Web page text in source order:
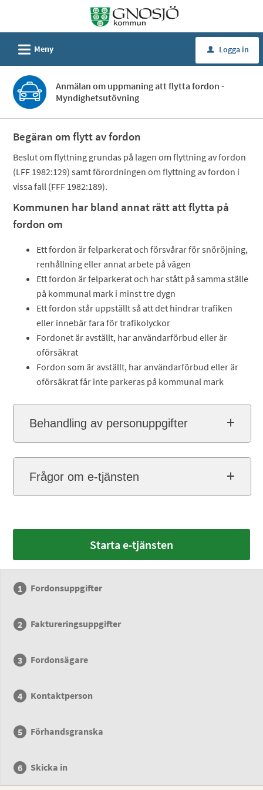
Självservice
Gnosjö
kommun
L Meny u Logga in
Anmälan om uppmaning att flytta fordon -
Myndighetsutövning
Begäran om flytt av fordon
Beslut om flyttning grundas på lagen om flyttning av fordon
(LFF 1982:129) samt förordningen om flyttning av fordon i
vissa fall (FFF 1982:189).
Kommunen har bland annat rätt att flytta på
fordon om
Ett fordon är felparkerat och försvårar för snöröjning,
renhållning eller annat arbete på vägen
Ett fordon är felparkerat och har stått på samma ställe
på kommunal mark i minst tre dygn
Ett fordon står uppställt så att det hindrar trafiken
eller innebär fara för trafikolyckor
Fordonet är avställt, har användarförbud eller är
oförsäkrat
Fordon som är avställt, har användarförbud eller är
oförsäkrat får inte parkeras på kommunal mark
Behandling av personuppgifter
Frågor om e-tjänsten
Starta e-tjänsten
Fordonsuppgifter
Faktureringsuppgifter
Fordonsägare
Kontaktperson
Förhandsgranska
Skicka in